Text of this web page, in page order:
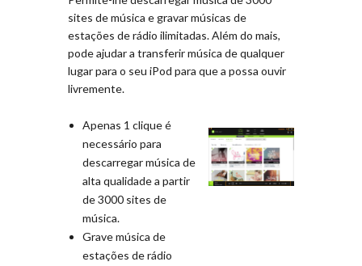
sites de música e gravar músicas de
estações de rádio ilimitadas. Além do mais,
pode ajudar a transferir música de qualquer
lugar para o seu iPod para que a possa ouvir
livremente.
Apenas 1 clique é
necessário para
descarregar música de
alta qualidade a partir
de 3000 sites de
música.
Grave música de
estações de rádio